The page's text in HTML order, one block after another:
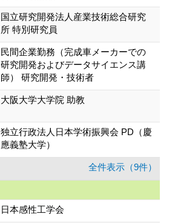
国立研究開発法人産業技術総合研究
所 特別研究員
民間企業勤務（完成車メーカーでの
研究開発およびデータサイエンス講
師） 研究開発・技術者
大阪大学大学院 助教
独立行政法人日本学術振興会 PD（慶
應義塾大学）
全件表示（9件）
日本感性工学会